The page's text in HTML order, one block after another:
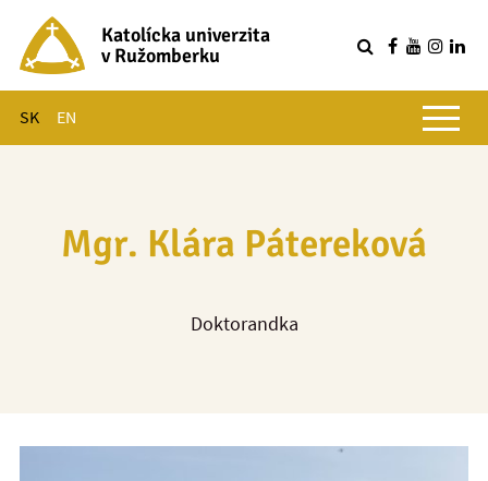
Katolícka univerzita
v Ružomberku
SK EN
Hlavné menu
Mgr. Klára Pátereková
Doktorandka